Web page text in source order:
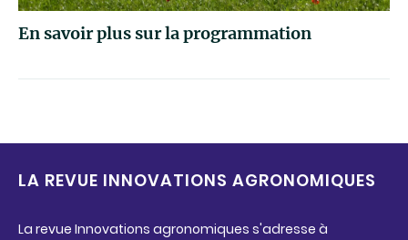
En savoir plus sur la programmation
LA REVUE INNOVATIONS AGRONOMIQUES
La revue Innovations agronomiques s'adresse à